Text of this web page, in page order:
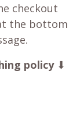
checkout
the bottom
policy⬇